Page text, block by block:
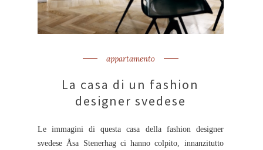
appartamento
La casa di un fashion
designer svedese
Le immagini di questa casa della fashion designer
svedese Åsa Stenerhag ci hanno colpito, innanzitutto